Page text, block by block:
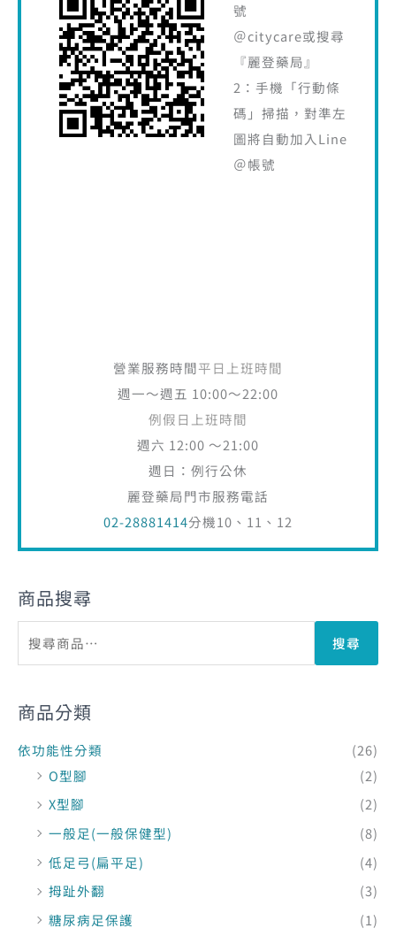
號
＠citycare或搜尋
『麗登藥局』
2：手機「行動條
碼」掃描，對準左
圖將自動加入Line
＠帳號
營業服務時間平日上班時間
週一～週五 10:00～22:00
例假日上班時間
週六 12:00 ～21:00
週日：例行公休
麗登藥局門市服務電話
02-28881414分機10、11、12
商品搜尋
搜尋
商品分類
依功能性分類
(26)
O型腳
(2)
X型腳
(2)
一般足(一般保健型)
(8)
低足弓(扁平足)
(4)
拇趾外翻
(3)
糖尿病足保護
(1)